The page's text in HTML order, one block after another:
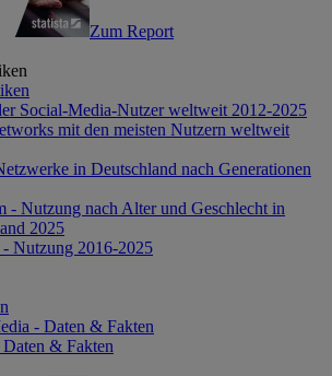
Zum Report
Social-Media-Nutzer weltweit 2012-2025
mit den meisten Nutzern weltweit
in Deutschland nach Generationen
- Nutzung nach Alter und Geschlecht in
2025
- Nutzung 2016-2025
- Daten & Fakten
& Fakten